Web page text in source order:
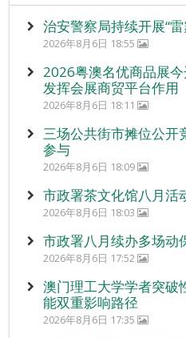
治安警察局持续开展“
2026年8月6日 18:55
2026粤澳名优商品展
发挥会展商贸平台作用
2026年8月6日 18:11
三场公共街市摊位公开
参与
2026年8月6日 18:09
市政署茶文化馆八月活
2026年8月6日 18:03
市政署八月续办多场动
2026年8月6日 17:52
澳门理工大学学者突破
能双重影响路径
2026年8月6日 17:35